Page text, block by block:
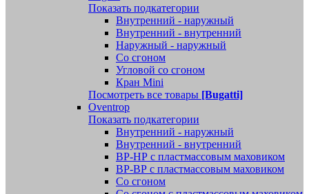
Показать подкатегории
Внутренний - наружный
Внутренний - внутренний
Наружный - наружный
Со сгоном
Угловой со сгоном
Кран Mini
Посмотреть все товары [Bugatti]
Oventrop
Показать подкатегории
Внутренний - наружный
Внутренний - внутренний
ВР-НР с пластмассовым маховиком
ВР-ВР с пластмассовым маховиком
Со сгоном